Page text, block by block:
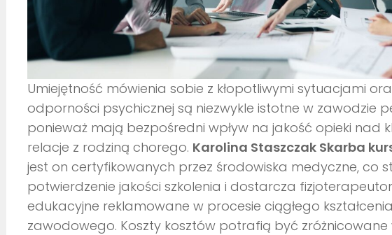
Umiejętność mówienia sobie z kłopotliwymi sytuacjami
odporności psychicznej są niezwykle istotne w zawodzie
ponieważ mają bezpośredni wpływ na jakość opieki nad
relacje z rodziną chorego. Karolina Staszczak Skarba
jest on certyfikowanych przez środowiska medyczne, co
potwierdzenie jakości szkolenia i dostarcza
edukacyjne reklamowane w procesie ciągłego kształcenia
zawodowego. Koszty kosztów potrafią być zróżnicowane